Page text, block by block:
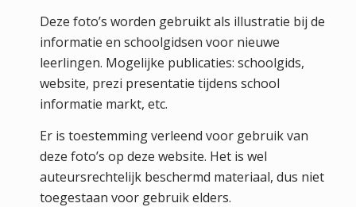
Deze foto’s worden gebruikt als illustratie bij de
informatie en schoolgidsen voor nieuwe
leerlingen. Mogelijke publicaties: schoolgids,
website, prezi presentatie tijdens school
informatie markt, etc.
Er is toestemming verleend voor gebruik van
deze foto’s op deze website. Het is wel
auteursrechtelijk beschermd materiaal, dus niet
toegestaan voor gebruik elders.